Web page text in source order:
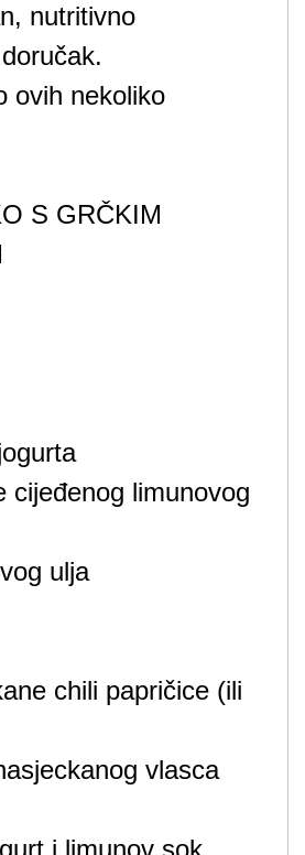
nutritivno
ovih nekoliko
S GRČKIM
cijeđenog limunovog
ulja
chili papričice (ili
vlasca
i limunov sok,